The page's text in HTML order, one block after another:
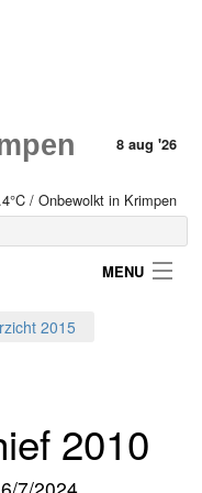
8 aug '26
/ Onbewolkt in Krimpen
MENU
2015
2010